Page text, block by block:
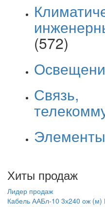
(572)
Связь,
Хиты продаж
Лидер продаж
Кабель ААБл-10 3х240 ож